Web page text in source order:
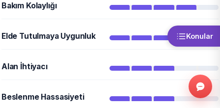
Bakım Kolaylığı
Elde Tutulmaya Uygunluk
Alan İhtiyacı
Beslenme Hassasiyeti
Konular